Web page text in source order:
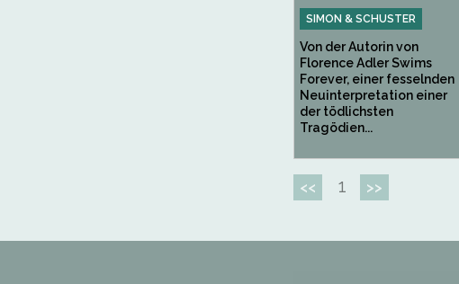
SIMON & SCHUSTER
Von der Autorin von
Florence Adler Swims
Forever, einer fesselnden
Neuinterpretation einer
der tödlichsten
Tragödien...
<< 1 >>